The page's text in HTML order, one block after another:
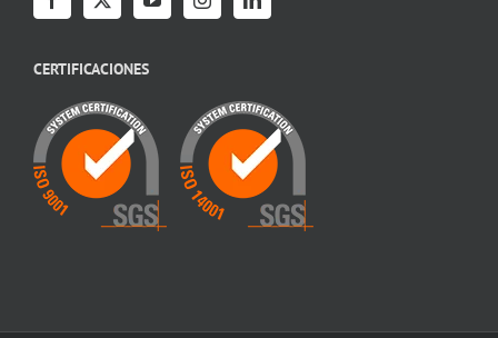
CERTIFICACIONES